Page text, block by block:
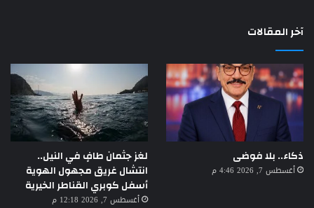
آخر المقالات
ذكاء.. بلا فوضى
أغسطس 7, 2026 4:46 م
لغز جثمان طافٍ في النيل..
انتشال غريق مجهول الهوية
أسفل كوبري القناطر الخيرية
أغسطس 7, 2026 12:18 م